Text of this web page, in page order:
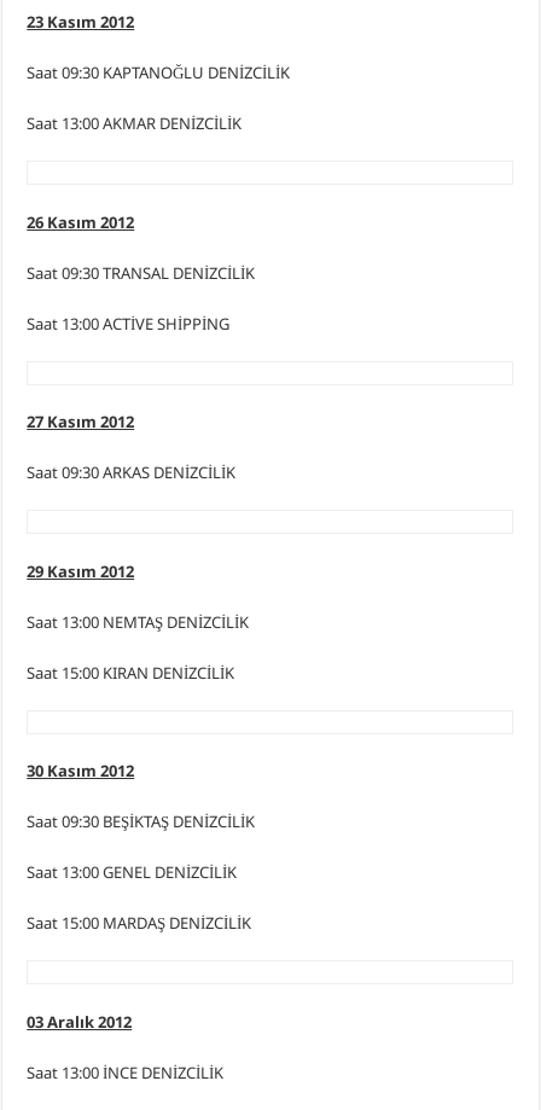
23 Kasım 2012
Saat 09:30 KAPTANOĞLU DENİZCİLİK
Saat 13:00 AKMAR DENİZCİLİK
26 Kasım 2012
Saat 09:30 TRANSAL DENİZCİLİK
Saat 13:00 ACTİVE SHİPPİNG
27 Kasım 2012
Saat 09:30 ARKAS DENİZCİLİK
29 Kasım 2012
Saat 13:00 NEMTAŞ DENİZCİLİK
Saat 15:00 KIRAN DENİZCİLİK
30 Kasım 2012
Saat 09:30 BEŞİKTAŞ DENİZCİLİK
Saat 13:00 GENEL DENİZCİLİK
Saat 15:00 MARDAŞ DENİZCİLİK
03 Aralık 2012
Saat 13:00 İNCE DENİZCİLİK